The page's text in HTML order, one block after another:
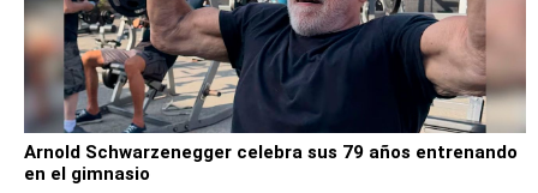
Arnold Schwarzenegger celebra sus 79 años entrenando
en el gimnasio